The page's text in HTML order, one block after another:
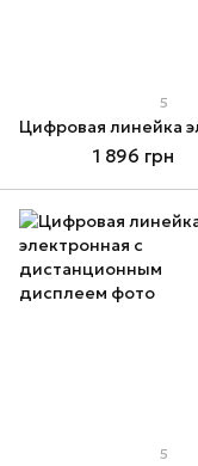
5
1 896 грн
5